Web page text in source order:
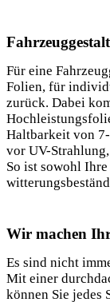
Für eine
Folien, für
zurück. Dabei
Haltbarkeit von
vor UV-
So ist sowohl
Wir machen
Es sind nicht
Mit einer
können Sie